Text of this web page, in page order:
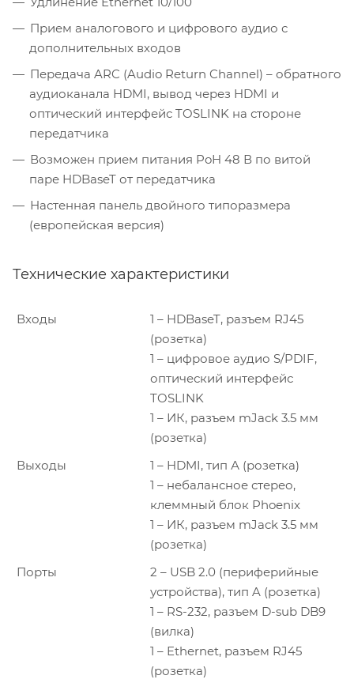
Прием аналогового и цифрового аудио с
дополнительных входов
Передача ARC (Audio Return Channel) – обратного
аудиоканала HDMI, вывод через HDMI и
оптический интерфейс TOSLINK на стороне
передатчика
Возможен прием питания PoH 48 В по витой
паре HDBaseT от передатчика
Настенная панель двойного типоразмера
(европейская версия)
Технические характеристики
Входы
1 – HDBaseT, разъем RJ45
(розетка)
1 – цифровое аудио S/PDIF,
оптический интерфейс
TOSLINK
1 – ИК, разъем mJack 3.5 мм
(розетка)
Выходы
1 – HDMI, тип А (розетка)
1 – небалансное стерео,
клеммный блок Phoenix
1 – ИК, разъем mJack 3.5 мм
(розетка)
Порты
2 – USB 2.0 (периферийные
устройства), тип A (розетка)
1 – RS-232, разъем D-sub DB9
(вилка)
1 – Ethernet, разъем RJ45
(розетка)